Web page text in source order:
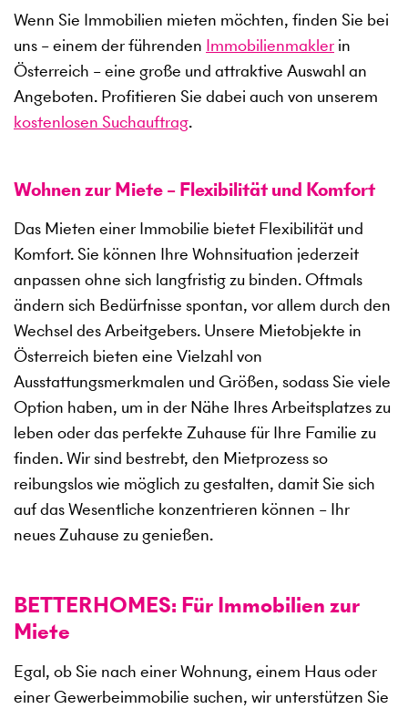
Wenn Sie Immobilien mieten möchten, finden Sie bei
uns – einem der führenden Immobilienmakler in
Österreich – eine große und attraktive Auswahl an
Angeboten. Profitieren Sie dabei auch von unserem
kostenlosen Suchauftrag.
Wohnen zur Miete – Flexibilität und Komfort
Das Mieten einer Immobilie bietet Flexibilität und
Komfort. Sie können Ihre Wohnsituation jederzeit
anpassen ohne sich langfristig zu binden. Oftmals
ändern sich Bedürfnisse spontan, vor allem durch den
Wechsel des Arbeitgebers. Unsere Mietobjekte in
Österreich bieten eine Vielzahl von
Ausstattungsmerkmalen und Größen, sodass Sie viele
Option haben, um in der Nähe Ihres Arbeitsplatzes zu
leben oder das perfekte Zuhause für Ihre Familie zu
finden. Wir sind bestrebt, den Mietprozess so
reibungslos wie möglich zu gestalten, damit Sie sich
auf das Wesentliche konzentrieren können – Ihr
neues Zuhause zu genießen.
BETTERHOMES: Für Immobilien zur
Miete
Egal, ob Sie nach einer Wohnung, einem Haus oder
einer Gewerbeimmobilie suchen, wir unterstützen Sie